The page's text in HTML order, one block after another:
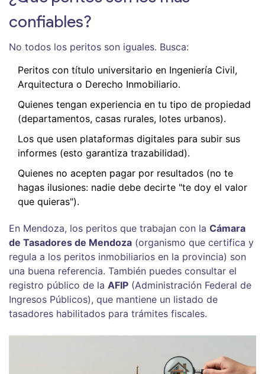
confiables?
No todos los peritos son iguales. Busca:
Peritos con título universitario en Ingeniería Civil,
Arquitectura o Derecho Inmobiliario.
Quienes tengan experiencia en tu tipo de propiedad
(departamentos, casas rurales, lotes urbanos).
Los que usen plataformas digitales para subir sus
informes (esto garantiza trazabilidad).
Quienes no acepten pagar por resultados (no te
hagas ilusiones: nadie debe decirte "te doy el valor
que quieras").
En Mendoza, los peritos que trabajan con la Cámara
de Tasadores de Mendoza (organismo que certifica y
regula a los peritos inmobiliarios en la provincia) son
una buena referencia. También puedes consultar el
registro público de la AFIP (Administración Federal de
Ingresos Públicos), que mantiene un listado de
tasadores habilitados para trámites fiscales.